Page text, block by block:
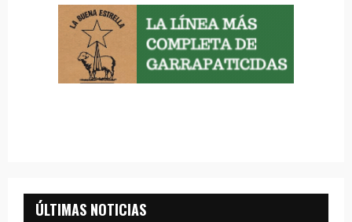
ÚLTIMAS NOTICIAS